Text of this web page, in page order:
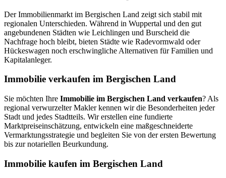
Der Immobilienmarkt im Bergischen Land zeigt sich stabil mit
regionalen Unterschieden. Während in Wuppertal und den gut
angebundenen Städten wie Leichlingen und Burscheid die
Nachfrage hoch bleibt, bieten Städte wie Radevormwald oder
Hückeswagen noch erschwingliche Alternativen für Familien und
Kapitalanleger.
Immobilie verkaufen im Bergischen Land
Sie möchten Ihre Immobilie im Bergischen Land verkaufen? Als
regional verwurzelter Makler kennen wir die Besonderheiten jeder
Stadt und jedes Stadtteils. Wir erstellen eine fundierte
Marktpreiseinschätzung, entwickeln eine maßgeschneiderte
Vermarktungsstrategie und begleiten Sie von der ersten Bewertung
bis zur notariellen Beurkundung.
Immobilie kaufen im Bergischen Land